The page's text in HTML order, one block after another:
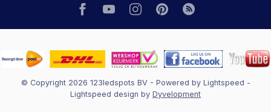
© Copyright 2026 123ledspots BV- Powered by Lightspeed -
Lightspeed design by Dyvelopment